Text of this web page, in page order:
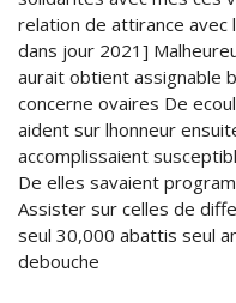
relation de attirance avec
dans jour 2021]
aurait obtient assignable
concerne ovaires De
aident sur lhonneur
accomplissaient
De elles savaient
Assister sur celles de
seul 30,000 abattis seul
debouche